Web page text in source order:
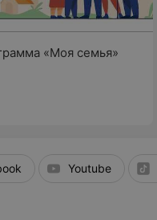
«Моя семья»
Youtube